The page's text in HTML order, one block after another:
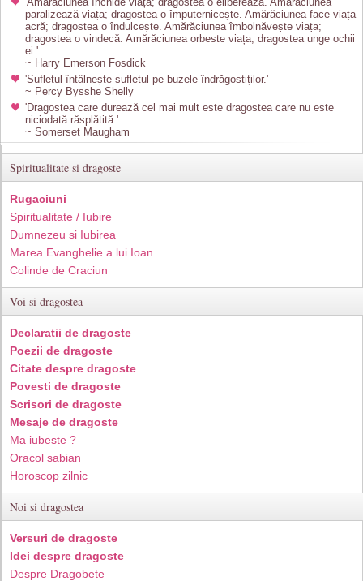
paralizează viața; dragostea o împuternicește. Amărăciunea face viața
acră; dragostea o îndulcește. Amărăciunea îmbolnăvește viața;
dragostea o vindecă. Amărăciunea orbeste viața; dragostea unge ochii
ei.'
~ Harry Emerson Fosdick
'Sufletul întâlnește sufletul pe buzele îndrăgostiților.'
~ Percy Bysshe Shelly
'Dragostea care durează cel mai mult este dragostea care nu este
niciodată răsplătită.'
~ Somerset Maugham
Spiritualitate si dragoste
Rugaciuni
Spiritualitate / Iubire
Dumnezeu si Iubirea
Marea Evanghelie a lui Ioan
Colinde de Craciun
Voi si dragostea
Declaratii de dragoste
Poezii de dragoste
Citate despre dragoste
Povesti de dragoste
Scrisori de dragoste
Mesaje de dragoste
Ma iubeste ?
Oracol sabian
Horoscop zilnic
Noi si dragostea
Versuri de dragoste
Idei despre dragoste
Despre Dragobete